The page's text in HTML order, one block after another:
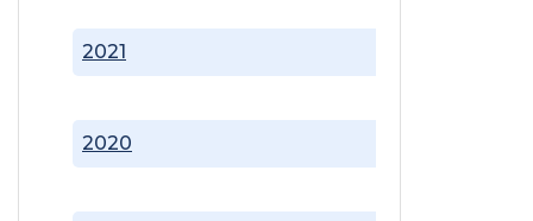
2020
2021